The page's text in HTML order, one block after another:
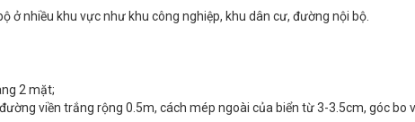
ở nhiều khu vực như khu công nghiệp, khu dân cư, đường nội bộ.
2 mặt;
viền trắng rộng 0.5m, cách mép ngoài của biển từ 3-3.5cm, góc bo